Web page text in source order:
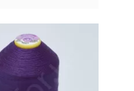
Туреччина
100% CF nylon